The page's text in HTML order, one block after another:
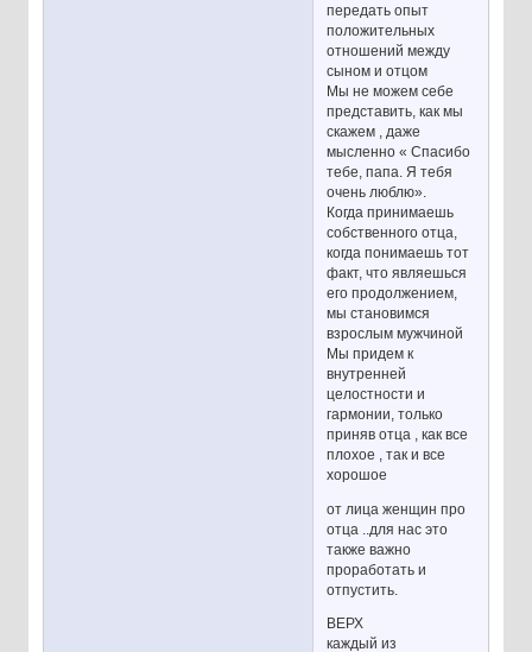
передать опыт
положительных
отношений между
сыном и отцом
Мы не можем себе
представить, как мы
скажем , даже
мысленно « Спасибо
тебе, папа. Я тебя
очень люблю».
Когда принимаешь
собственного отца,
когда понимаешь тот
факт, что являешься
его продолжением,
мы становимся
взрослым мужчиной
Мы придем к
внутренней
целостности и
гармонии, только
приняв отца , как все
плохое , так и все
хорошое
от лица женщин про
отца ..для нас это
также важно
проработать и
отпустить.
ВЕРХ
каждый из